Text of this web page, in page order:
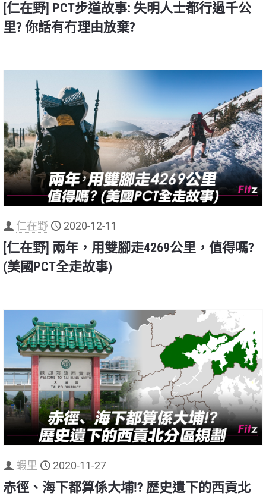
[仁在野] PCT步道故事: 失明人士都行過千公
里? 你話有冇理由放棄?
仁在野 2020-12-11
[仁在野] 兩年，用雙腳走4269公里，值得嗎?
(美國PCT全走故事)
蝦里 2020-11-27
赤徑、海下都算係大埔!? 歷史遺下的西貢北